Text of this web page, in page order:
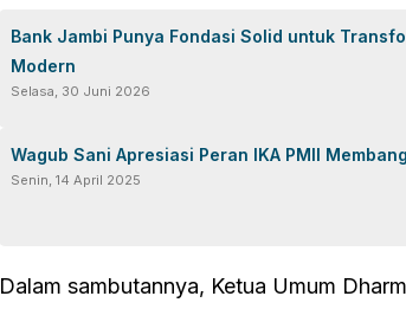
Bank Jambi Punya Fondasi Solid untuk
Modern
Selasa, 30 Juni 2026
Wagub Sani Apresiasi Peran IKA PMII
Senin, 14 April 2025
Dalam sambutannya, Ketua Umum